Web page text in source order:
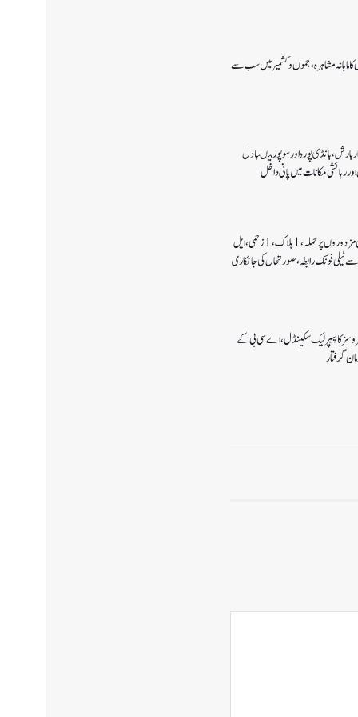
ماہانہ مشاہرہ، جموں و کشمیر میں سب سے
پورہ اور سوپور میںبادل
رہائشی مکانات میں پانی داخل
کولگام میں غیر مقامی مزدوروں پر حملہ،1ہلاک،1زخمی،ایل
ٹیلی فونک رابطہ، صورتحال کی جانکاری
کا پیپر لیک سکینڈل،اے سی بی کے